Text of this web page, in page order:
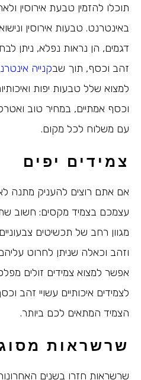
תוכלו להזמין טבעת אירוסין
באינטרנט. טבעות אירוסין
דגמים, הן נראות נפלא, ניתן
זהב וכסף, תוך שבקנייה
למצוא שלל טבעות יפות
וכסף אמתיים, במחיר טוב
עם משלוח לכל מקום.
צמידים יפים
אם אתם רוצים להעניק מתנה
עצמכם בצמיד מקסים: חשוב
מגוון רחב של תכשיטים
וזהב וכאלה שניתן לחרוט
אפשר למצוא צמידים זולים
לצמידים איכותיים עשויי זהב
הצמיד המתאים לכם ביותר.
שרשראות
שרשראות חזרו בשנים